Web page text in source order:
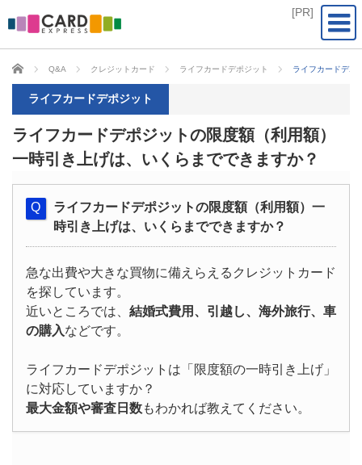
CARD EXPRESS
Q&A クレジットカード ライフカードデポジット ライフカードデポ
ライフカードデポジット
ライフカードデポジットの限度額（利用額）
一時引き上げは、いくらまでできますか？
ライフカードデポジットの限度額（利用額）一
時引き上げは、いくらまでできますか？
急な出費や大きな買物に備えらえるクレジットカード
を探しています。
近いところでは、 結婚式費用、引越し、海外旅行、車
の購入などです。
ライフカードデポジットは「限度額の一時引き上げ」
に対応していますか？
最大金額や審査日数もわかれば教えてください。